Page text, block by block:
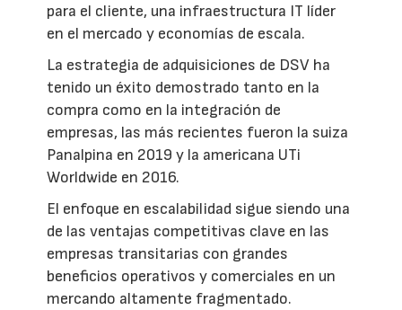
para el cliente, una infraestructura IT líder
en el mercado y economías de escala.
La estrategia de adquisiciones de DSV ha
tenido un éxito demostrado tanto en la
compra como en la integración de
empresas, las más recientes fueron la suiza
Panalpina en 2019 y la americana UTi
Worldwide en 2016.
El enfoque en escalabilidad sigue siendo una
de las ventajas competitivas clave en las
empresas transitarias con grandes
beneficios operativos y comerciales en un
mercando altamente fragmentado.